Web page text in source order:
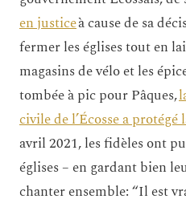
en justiceà cause de sa
fermer les églises tout en
magasins de vélo et les
tombée à pic pour Pâques,
civile de l’Écosse a
avril 2021, les fidèles ont
églises – en gardant bien
chanter ensemble: “Il est